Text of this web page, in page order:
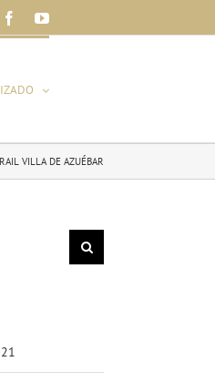
FacebookYouTube
VILLA DE AZUÉBAR